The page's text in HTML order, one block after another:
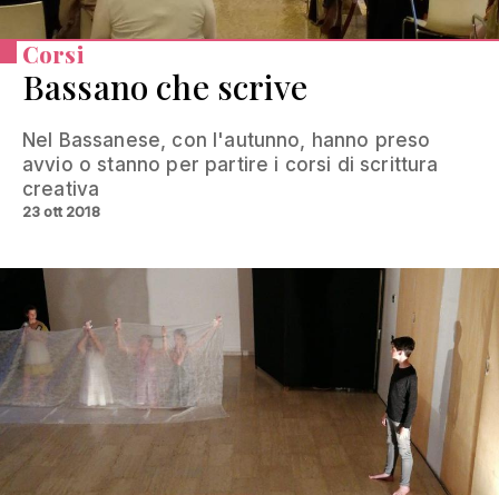
Corsi
Bassano che scrive
Nel Bassanese, con l'autunno, hanno preso
avvio o stanno per partire i corsi di scrittura
creativa
23 ott 2018